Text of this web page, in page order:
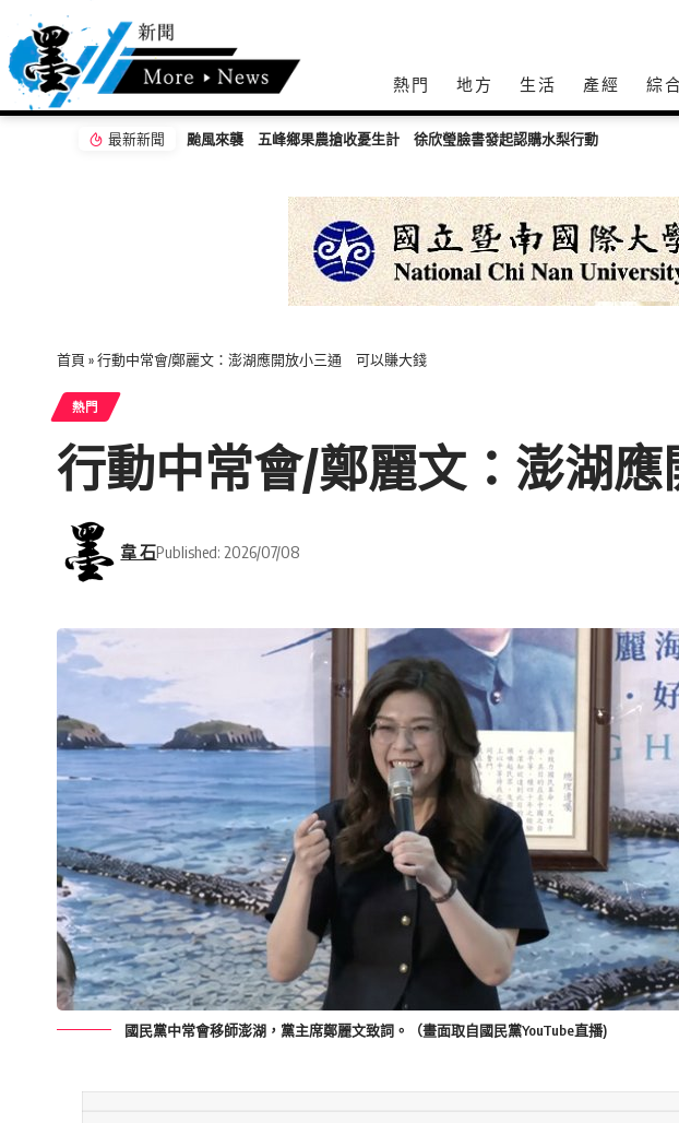
熱門 地方 生活 產經 綜
最新新聞 颱風來襲 五峰鄉果農搶收憂生計 徐欣瑩臉書發起認購水梨行動
首頁 »行動中常會/鄭麗文：澎湖應開放小三通 可以賺大錢
熱門
行動中常會/鄭麗文：澎湖
韋 石Published: 2026/07/08
國民黨中常會移師澎湖，黨主席鄭麗文致詞。（畫面取自國民黨YouTube直播)